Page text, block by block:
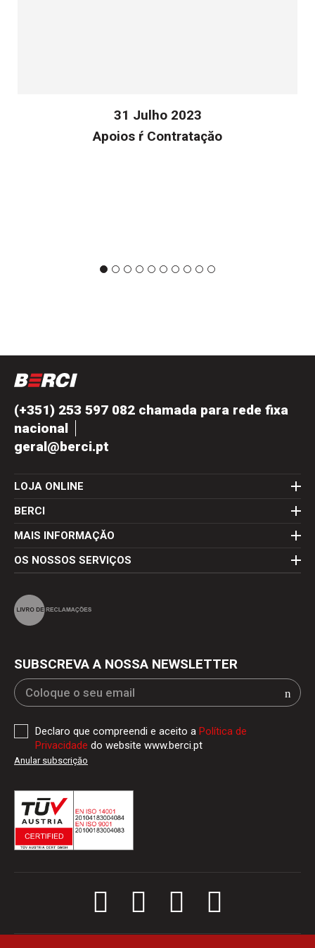
31 Julho 2023
Apoios ŕ Contrataçăo
(+351) 253 597 082 chamada para rede fixa
nacional
geral@berci.pt
LOJA ONLINE
BERCI
MAIS INFORMAÇĂO
OS NOSSOS SERVIÇOS
SUBSCREVA A NOSSA NEWSLETTER
Declaro que compreendi e aceito a Política de
Privacidade do website www.berci.pt
Anular subscriçăo